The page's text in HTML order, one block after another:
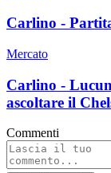
Carlino -
Mercato
Carlino -
ascoltare il
Commenti